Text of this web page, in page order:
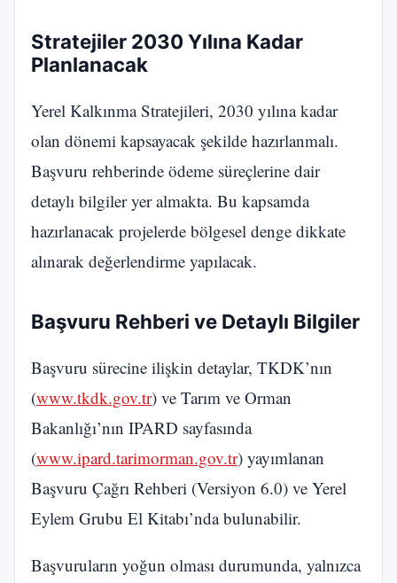
Stratejiler 2030 Yılına Kadar
Planlanacak
Yerel Kalkınma Stratejileri, 2030 yılına kadar
olan dönemi kapsayacak şekilde hazırlanmalı.
Başvuru rehberinde ödeme süreçlerine dair
detaylı bilgiler yer almakta. Bu kapsamda
hazırlanacak projelerde bölgesel denge dikkate
alınarak değerlendirme yapılacak.
Başvuru Rehberi ve Detaylı Bilgiler
Başvuru sürecine ilişkin detaylar, TKDK’nın
(www.tkdk.gov.tr) ve Tarım ve Orman
Bakanlığı’nın IPARD sayfasında
(www.ipard.tarimorman.gov.tr) yayımlanan
Başvuru Çağrı Rehberi (Versiyon 6.0) ve Yerel
Eylem Grubu El Kitabı’nda bulunabilir.
Başvuruların yoğun olması durumunda, yalnızca